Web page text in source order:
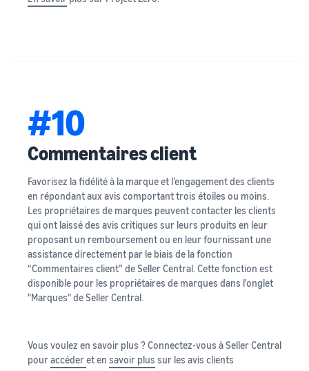
#10
Commentaires client
Favorisez la fidélité à la marque et l'engagement des clients
en répondant aux avis comportant trois étoiles ou moins.
Les propriétaires de marques peuvent contacter les clients
qui ont laissé des avis critiques sur leurs produits en leur
proposant un remboursement ou en leur fournissant une
assistance directement par le biais de la fonction
“Commentaires client” de Seller Central. Cette fonction est
disponible pour les propriétaires de marques dans l'onglet
"Marques" de Seller Central.
Vous voulez en savoir plus ? Connectez-vous à Seller Central
pouraccéderet en savoir plus sur les avis clients